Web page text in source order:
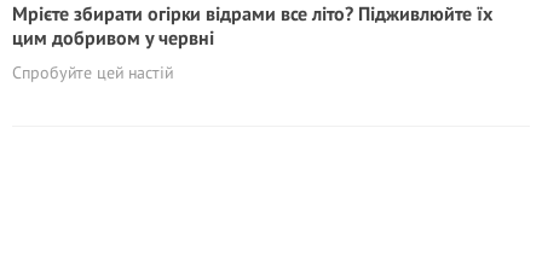
Мрієте збирати огірки відрами все літо? Підживлюйте їх
цим добривом у червні
Спробуйте цей настій